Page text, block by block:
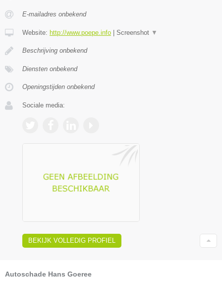
E-mailadres onbekend
Website: http://www.poepe.info | Screenshot ▼
Beschrijving onbekend
Diensten onbekend
Openingstijden onbekend
Sociale media:
BEKIJK VOLLEDIG PROFIEL
Autoschade Hans Goeree